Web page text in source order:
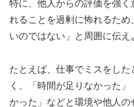
特に、他人からの評価を強
れることを過剰に怖れるた
いのではない」と周囲に伝え
たとえば、仕事でミスをし
く、「時間が足りなかった
かった」などと環境や他人の